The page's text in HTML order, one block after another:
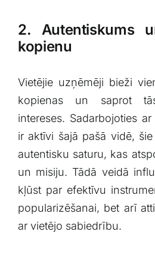
2. ⁤Autentiskums
kopienu
Vietējie⁤ uzņēmēji ⁣bieži
kopienas un saprot⁢
intereses. Sadarbojoties
ir aktīvi šajā pašā⁤ vidē,
autentisku ‍saturu, kas
un ⁤misiju. Tādā veidā
kļūst par efektīvu⁣
‌popularizēšanai, bet arī
ar vietējo sabiedrību.